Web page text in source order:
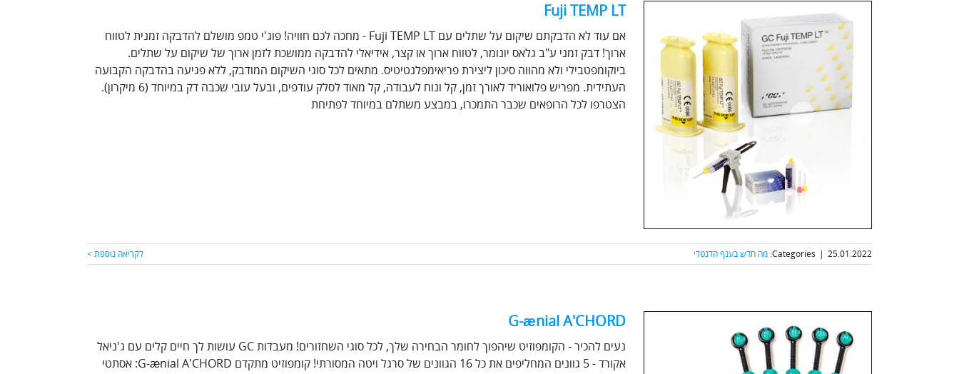
Fuji TEMP LT
אם עוד לא הדבקתם שיקום על שתלים עם Fuji TEMP LT - מחכה לכם חוויה! פוג'י טמפ מושלם להדבקה זמנית לטווח
ארוך! דבק זמני ע"ב גלאס יונומר, לטווח ארוך או קצר, אידיאלי להדבקה ממושכת לזמן ארוך של שיקום על שתלים.
ביוקומפטבילי ולא מהווה סיכון ליצירת פריאימפלנטיטיס. מתאים לכל סוגי השיקום המודבק, ללא פגיעה בהדבקה הקבועה
העתידית. מפריש פלואוריד לאורך זמן, קל ונוח לעבודה, קל מאוד לסלק עודפים, ובעל עובי שכבה דק במיוחד (6 מיקרון).
הצטרפו לכל הרופאים שכבר התמכרו, במבצע משתלם במיוחד לפתיחת
25.01.2022
|
Categories: מה חדש בענף הדנטלי לקריאה נוספת >
G-ænial A'CHORD
נעים להכיר - הקומפוזיט שיהפוך לחומר הבחירה שלך, לכל סוגי השחזורים! מעבדות GC עושות לך חיים קלים עם ג'ניאל
אקורד - 5 גוונים המחליפים את כל 16 הגוונים של סרגל ויטה המסורתי! קומפוזיט מתקדם G-ænial A'CHORD: אסתטי